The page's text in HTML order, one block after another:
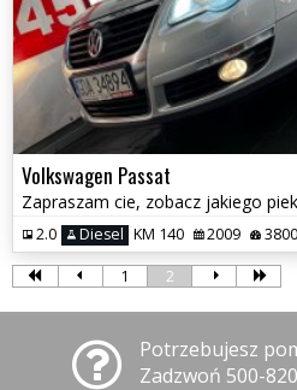
Volkswagen Passat
2.0 Diesel KM 140 2009
1 2
Potrzebujesz
Zadzwoń 500-